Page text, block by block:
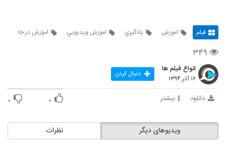
فیلم اموزش يادگيري اموزش ويديويي اموزش در خا
۳۴۹
انواع فیلم ها
۱۲ آذر ۱۳۹۴ دنبال کردن
دانلود بیشتر ۰ ۰
نظرات ویدیوهای دیگر